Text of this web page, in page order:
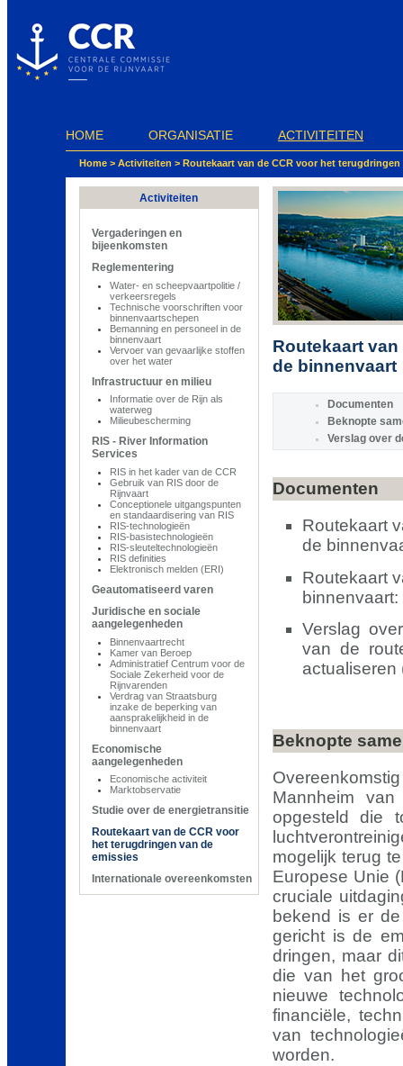
HOME ORGANISATIE ACTIVITEITEN
Home > Activiteiten > Routekaart van de CCR voor het terugdringen
Activiteiten
Vergaderingen en
bijeenkomsten
Reglementering
Water- en scheepvaartpolitie /
verkeersregels
Technische voorschriften voor
binnenvaartschepen
Bemanning en personeel in de
binnenvaart
Vervoer van gevaarlijke stoffen
over het water
Infrastructuur en milieu
Informatie over de Rijn als
waterweg
Milieubescherming
RIS - River Information
Services
RIS in het kader van de CCR
Gebruik van RIS door de
Rijnvaart
Conceptionele uitgangspunten
en standaardisering van RIS
RIS-technologieën
RIS-basistechnologieën
RIS-sleuteltechnologieën
RIS definities
Elektronisch melden (ERI)
Geautomatiseerd varen
Juridische en sociale
aangelegenheden
Binnenvaartrecht
Kamer van Beroep
Administratief Centrum voor de
Sociale Zekerheid voor de
Rijnvarenden
Verdrag van Straatsburg
inzake de beperking van
aansprakelijkheid in de
binnenvaart
Economische
aangelegenheden
Economische activiteit
Marktobservatie
Studie over de energietransitie
Routekaart van de CCR voor
het terugdringen van de
emissies
Internationale overeenkomsten
Routekaart
de binnenvaart
Documenten
Beknopte
Verslag over
Documenten
Routekaart
de
Routekaart
Verslag
van de
Beknopte
Mannheim
opgesteld die
mogelijk terug
Europese Unie
cruciale
bekend is er
gericht is de
dringen, maar
die van het
nieuwe
financiële,
van
worden.